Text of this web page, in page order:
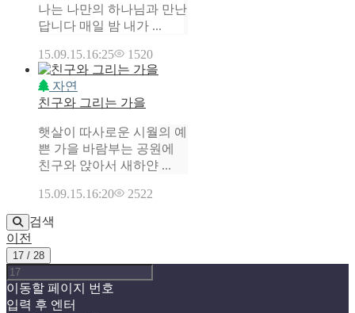
나는 나만의 하나님과 만난
답니다 매일 밤 내가 ...
15.09.15.16:25 1520
자연
친구와 그리는 가을
햇살이 따사로운 시월의 예
쁜 가을 바람부는 공원에
친구와 앉아서 새하얀 ...
15.09.15.16:20 2522
검색
이전
17 / 28
이동할 페이지 번호
입력 후 엔터